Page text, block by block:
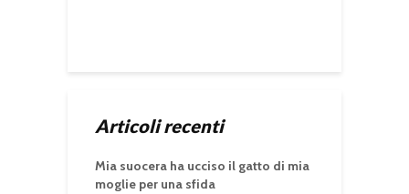
Articoli recenti
Mia suocera ha ucciso il gatto di mia
moglie per una sfida